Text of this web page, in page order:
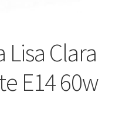
Lisa Clara
E14 60w